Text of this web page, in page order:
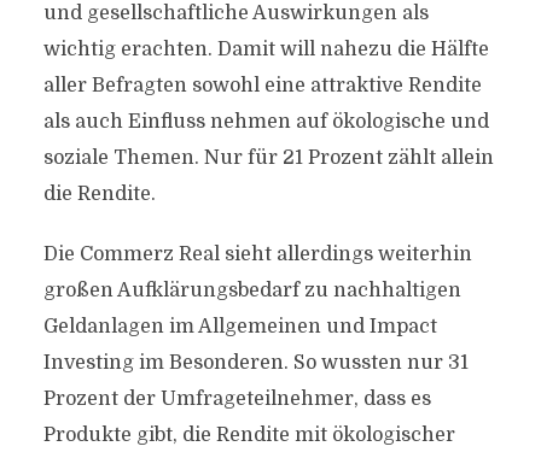
und gesellschaftliche Auswirkungen als
wichtig erachten. Damit will nahezu die Hälfte
aller Befragten sowohl eine attraktive Rendite
als auch Einfluss nehmen auf ökologische und
soziale Themen. Nur für 21 Prozent zählt allein
die Rendite.
Die Commerz Real sieht allerdings weiterhin
großen Aufklärungsbedarf zu nachhaltigen
Geldanlagen im Allgemeinen und Impact
Investing im Besonderen. So wussten nur 31
Prozent der Umfrageteilnehmer, dass es
Produkte gibt, die Rendite mit ökologischer